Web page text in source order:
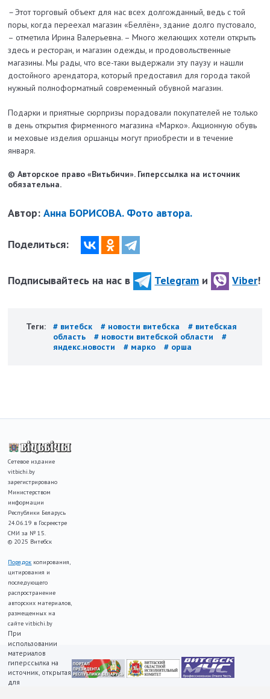
–Этот торговый объект для нас всех долгожданный, ведь с той
поры, когда переехал магазин «Беллён», здание долго пустовало,
– отметила Ирина Валерьевна. – Много желающих хотели открыть
здесь и ресторан, и магазин одежды, и продовольственные
магазины. Мы рады, что все-таки выдержали эту паузу и нашли
достойного арендатора, который предоставил для города такой
нужный полноформатный современный обувной магазин.
Подарки и приятные сюрпризы порадовали покупателей не только
в день открытия фирменного магазина «Марко». Акционную обувь
и меховые изделия оршанцы могут приобрести и в течение
января.
© Авторское право «Витьбичи». Гиперссылка на источник
обязательна.
Автор:Анна БОРИСОВА. Фото автора.
Поделиться:
Подписывайтесь на нас в Telegram и Viber!
Теги: # витебск # новости витебска
# витебская
область
# новости витебской области
#
яндекс.новости
# марко # орша
Сетевое издание
vitbichi.by
зарегистрировано
Министерством
информации
Республики Беларусь
24.06.19 в Госреестре
СМИ за № 15.
© 2025 Витебск
Порядок копирования,
цитирования и
последующего
распространение
авторских материалов,
размещенных на
сайте vitbichi.by
При
использовании
материалов
гиперссылка на
источник, открытая
для